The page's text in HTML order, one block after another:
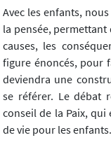
Avec les enfants,
la pensée,
causes, les
figure énoncés, pour
deviendra une
se référer. Le débat
conseil de la Paix,
de vie pour les enfants.